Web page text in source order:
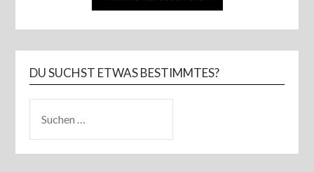
DU SUCHST ETWAS BESTIMMTES?
NACH: